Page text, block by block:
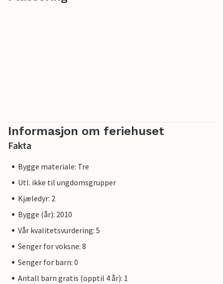
Informasjon om feriehuset
Fakta
Bygge materiale: Tre
Utl. ikke til ungdomsgrupper
Kjæledyr: 2
Bygge (år): 2010
Vår kvalitetsvurdering: 5
Senger for voksne: 8
Senger for barn: 0
Antall barn gratis (opptil 4 år): 1